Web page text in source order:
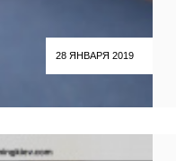
28 ЯНВАРЯ 2019